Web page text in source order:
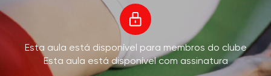
Esta aula está disponível para membros do clube
Esta aula está disponível com assinatura